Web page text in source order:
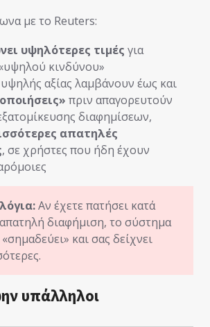
με το Reuters:
υψηλότερες τιμές για
κινδύνου»
αξίας λαμβάνουν έως και
πριν απαγορευτούν
διαφημίσεων,
απατηλές
, σε χρήστες που ήδη έχουν
Αν έχετε πατήσει κατά
διαφήμιση, το σύστημα
και σας δείχνει
υπάλληλοι